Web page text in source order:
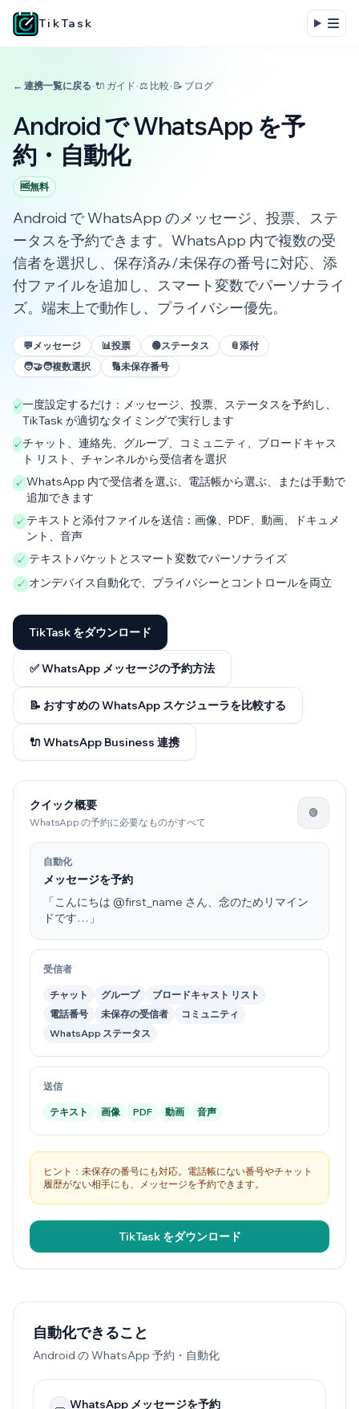
TikTask
← 連携一覧に戻る•🔌 ガイド•⚖️ 比較•📝 ブログ
Android で WhatsApp を予
約・自動化
🆓無料
Android で WhatsApp のメッセージ、投票、ステ
ータスを予約できます。WhatsApp 内で複数の受
信者を選択し、保存済み/未保存の番号に対応、添
付ファイルを追加し、スマート変数でパーソナライ
ズ。端末上で動作し、プライバシー優先。
💬メッセージ 📊投票 🟢ステータス 📎添付
🧑‍🤝‍🧑複数選択 🔢未保存番号
✓一度設定するだけ：メッセージ、投票、ステータスを予約し、
TikTask が適切なタイミングで実行します
✓チャット、連絡先、グループ、コミュニティ、ブロードキャス
ト リスト、チャンネルから受信者を選択
✓ WhatsApp 内で受信者を選ぶ、電話帳から選ぶ、または手動で
追加できます
✓ テキストと添付ファイルを送信：画像、PDF、動画、ドキュメ
ント、音声
✓ テキストバケットとスマート変数でパーソナライズ
✓ オンデバイス自動化で、プライバシーとコントロールを両立
TikTask をダウンロード
✅ WhatsApp メッセージの予約方法
📝 おすすめの WhatsApp スケジューラを比較する
🔌 WhatsApp Business 連携
クイック概要
WhatsApp の予約に必要なものがすべて
🟢
自動化
メッセージを予約
「こんにちは @first_name さん、念のためリマイン
ドです…」
受信者
チャット グループ
ブロードキャスト リスト
電話番号
未保存の受信者
コミュニティ
WhatsApp ステータス
送信
テキスト 画像 PDF 動画 音声
ヒント：未保存の番号にも対応。電話帳にない番号やチャット
履歴がない相手にも、メッセージを予約できます。
TikTask をダウンロード
自動化できること
Android の WhatsApp 予約・自動化
WhatsApp メッセージを予約